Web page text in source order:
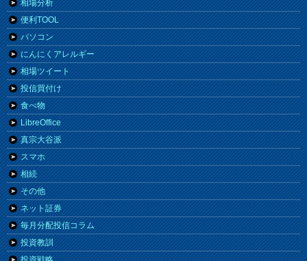
相場分析
便利TOOL
パソコン
にんにくアレルギー
相場ツイート
投信買付け
食べ物
LibreOffice
真宗大谷派
スマホ
相続
その他
ネット証券
毎月分配投信コラム
投資教訓